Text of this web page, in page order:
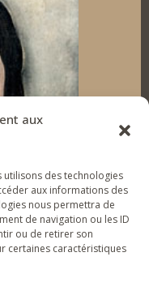
aux
utilisons des technologies
aux informations des
nous permettra de
de navigation ou les ID
ou de retirer son
certaines caractéristiques
T